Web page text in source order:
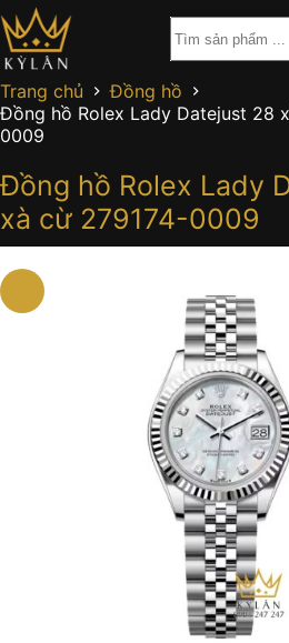
Chuyển
đến
phần
nội
dung
Trang chủ
Đồng hồ
Đồng hồ Rolex Lady Datejust 28
0009
Đồng hồ Rolex Lady
xà cừ 279174-0009